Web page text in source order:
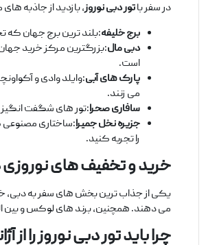
در سفر باتور دبی نوروز، بازدید از جاذبه‌
برج خلیفه:بلند ترین برج جهان که
دبی مال:بزرگترین مرکز خرید جهان
است.
پارک‌ های آبی:وایلد وادی و
می ‌زنند.
سافاری صحرا:تور های شگفت ‌انگیز
جزیره نخل جمیرا:ساختاری مصنوعی
را تجربه کنید.
خرید و تخفیف‌های
یکی از جذاب ‌ترین بخش ‌های سفر به دبی،
می‌ دهند. همچنین، برند های لوکس و بین
چرا باید تور دبی نوروز را